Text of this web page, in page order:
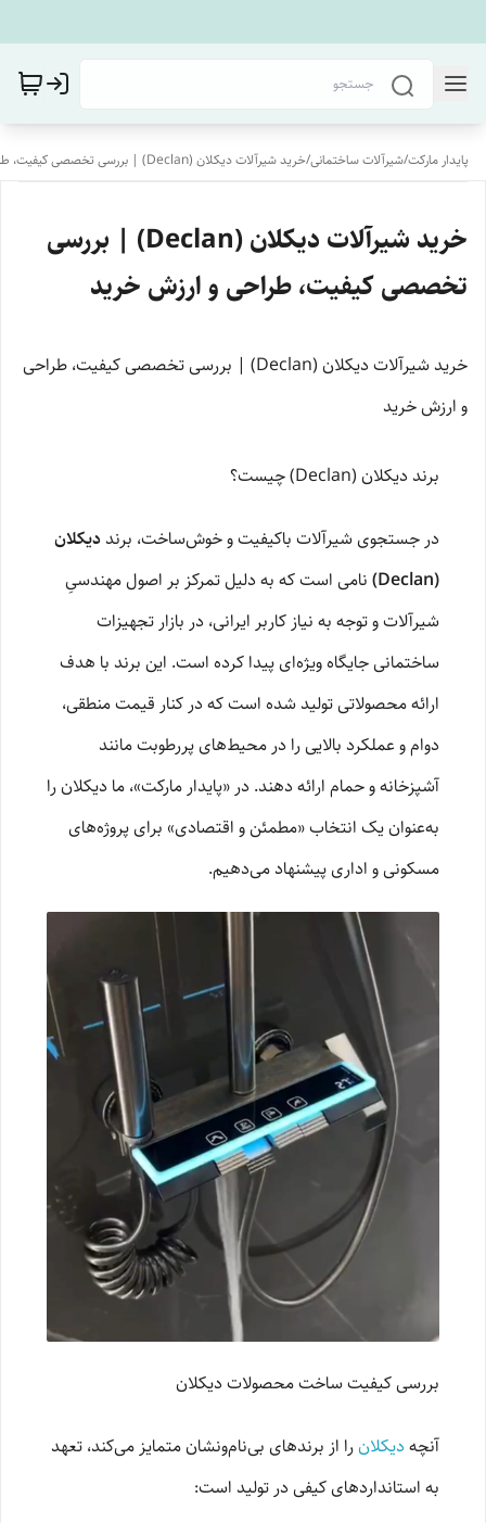
پایدار مارکت/شیرآلات ساختمانی/خرید شیرآلات دیکلان (Declan) | بررسی تخصصی کیفیت، طراحی و ارزش خرید
خرید شیرآلات دیکلان (Declan) | بررسی
تخصصی کیفیت، طراحی و ارزش خرید
خرید شیرآلات دیکلان (Declan) | بررسی تخصصی کیفیت، طراحی
و ارزش خرید
برند دیکلان (Declan) چیست؟
در جستجوی شیرآلات باکیفیت و خوش‌ساخت، برنددیکلان
(Declan)
نامی است که به دلیل تمرکز بر اصول مهندسیِ
شیرآلات و توجه به نیاز کاربر ایرانی، در بازار تجهیزات
ساختمانی جایگاه ویژه‌ای پیدا کرده است. این برند با هدف
ارائه محصولاتی تولید شده است که در کنار قیمت منطقی،
دوام و عملکرد بالایی را در محیط‌های پررطوبت مانند
آشپزخانه و حمام ارائه دهند. در «پایدار مارکت»، ما دیکلان را
به‌عنوان یک انتخاب «مطمئن و اقتصادی» برای پروژه‌های
مسکونی و اداری پیشنهاد می‌دهیم.
بررسی کیفیت ساخت محصولات دیکلان
آنچهدیکلانرا از برندهای بی‌نام‌ونشان متمایز می‌کند، تعهد
به استانداردهای کیفی در تولید است: